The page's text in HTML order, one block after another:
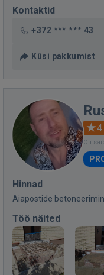
Kontaktid
+372 *** *** 43
Küsi pakkumist
Oli
Hinnad
Aiapostide
Töö näited